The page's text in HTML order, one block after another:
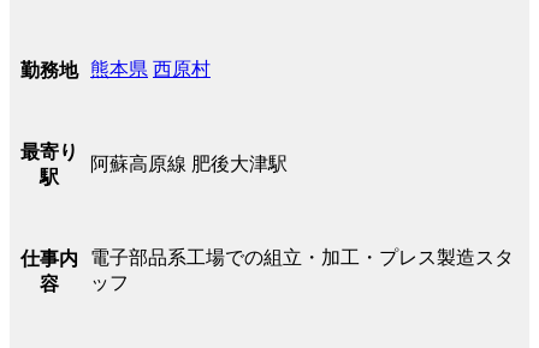
勤務地 熊本県 西原村
最寄り
駅
阿蘇高原線 肥後大津駅
仕事内
容
電子部品系工場での組立・加工・プレス製造スタ
ッフ